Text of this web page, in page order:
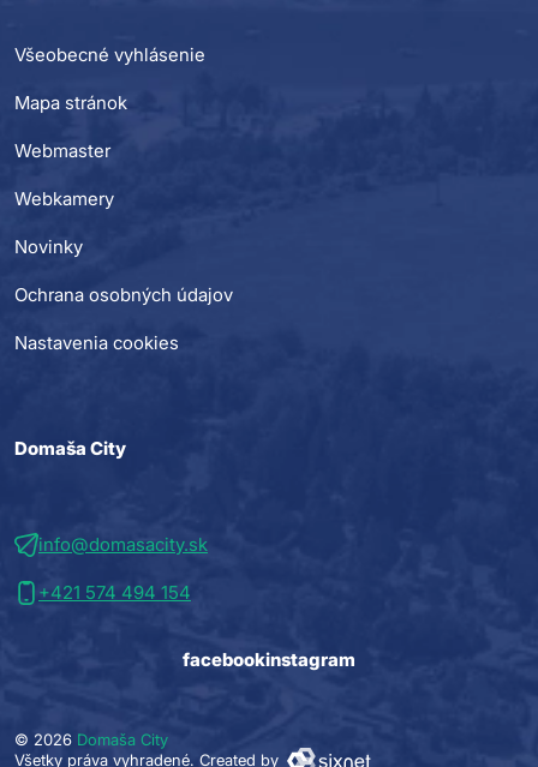
Všeobecné vyhlásenie
Mapa stránok
Webmaster
Webkamery
Novinky
Ochrana osobných údajov
Nastavenia cookies
Domaša City
info@domasacity.sk
+421 574 494 154
facebookinstagram
© 2026 Domaša City
Všetky práva vyhradené. Created by